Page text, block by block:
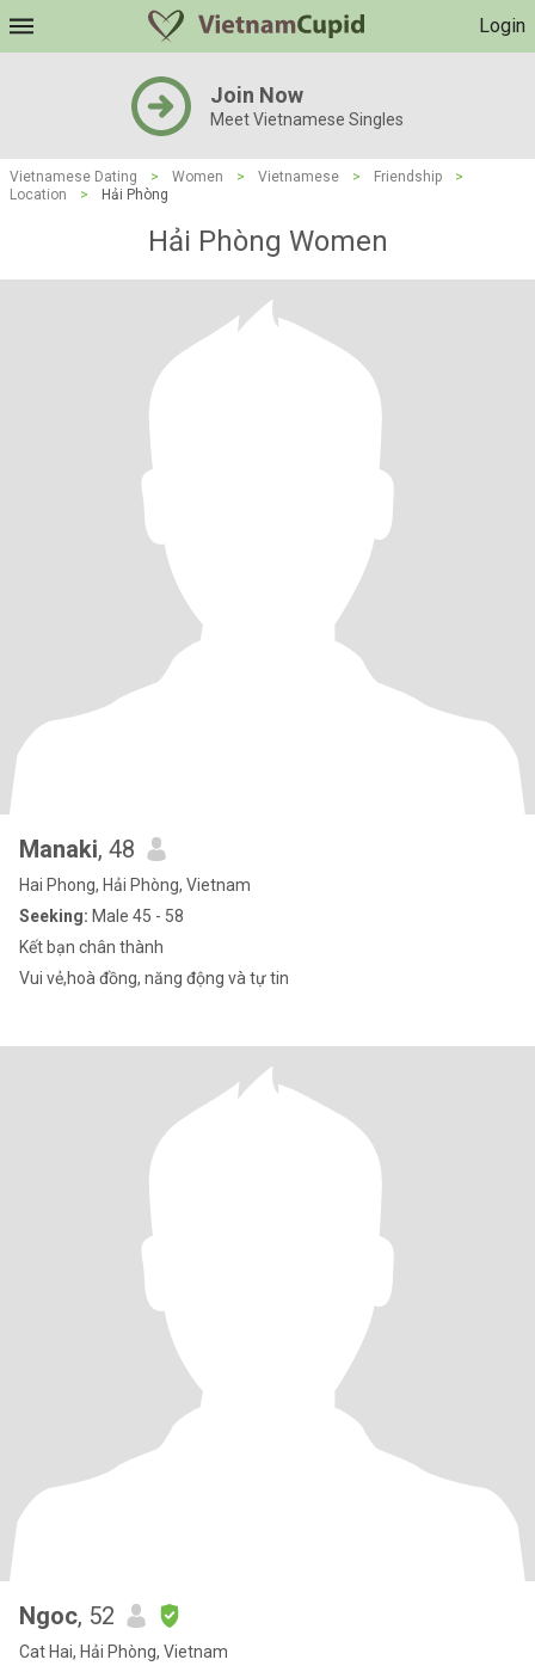
Login
Join Now
Meet Vietnamese Singles
Vietnamese Dating > Women > Vietnamese > Friendship
>
Location
> Hải Phòng
Hải Phòng Women
Manaki, 48
Hai Phong, Hải Phòng, Vietnam
Seeking: Male 45 - 58
Kết bạn chân thành
Vui vẻ,hoà đồng, năng động và tự tin
Ngoc, 52
Cat Hai, Hải Phòng, Vietnam